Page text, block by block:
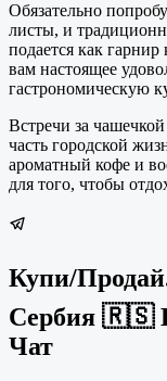
Обязательно
листы, и
подается как
вам настоящее
гастрономическую
Встречи за
часть городской
ароматный кофе и
для того, чтобы
Купи/
Сербия 🇷🇸
Чат